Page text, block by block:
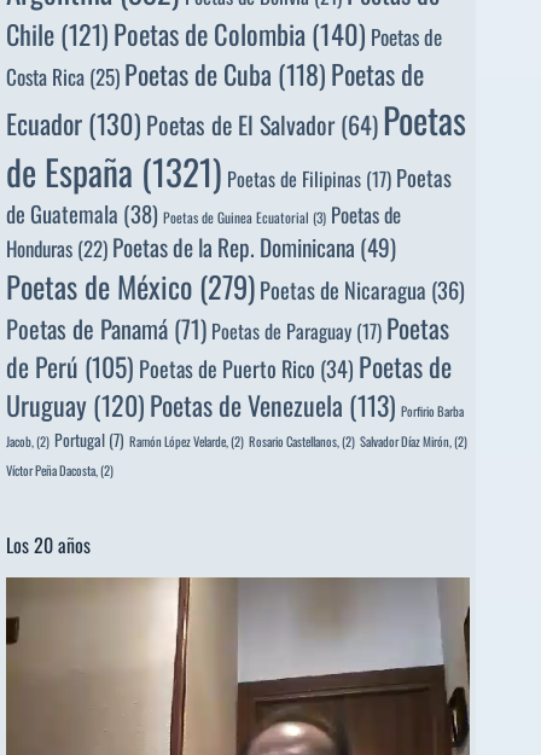
Chile(121)Poetas de Colombia(140) Poetas de
Costa Rica(25)Poetas de Cuba (118)Poetas de
Ecuador(130) Poetas de El Salvador(64)Poetas
de España (1321) Poetas de Filipinas (17) Poetas
de Guatemala (38) Poetas de Guinea Ecuatorial (3) Poetas de
Honduras (22) Poetas de la Rep. Dominicana (49)
Poetas de México(279)Poetas de Nicaragua (36)
Poetas de Panamá (71) Poetas de Paraguay (17) Poetas
de Perú (105) Poetas de Puerto Rico (34) Poetas de
Uruguay(120)Poetas de Venezuela (113) Porfirio Barba
Jacob, (2) Portugal (7) Ramón López Velarde, (2) Rosario Castellanos, (2) Salvador Díaz Mirón, (2)
Víctor Peña Dacosta, (2)
Los 20 años
de
vídeo